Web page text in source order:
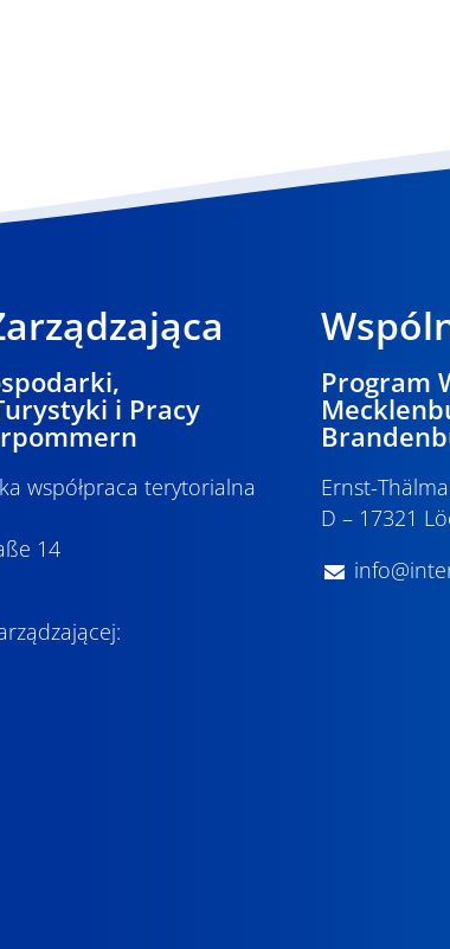
i Pracy
współpraca terytorialna
14
Program
Ernst-
D – 17321